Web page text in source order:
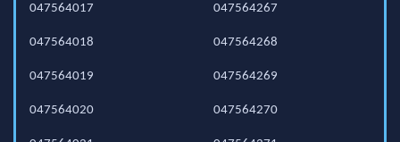
047564017
047564018
047564019
047564020
047564267
047564268
047564269
047564270